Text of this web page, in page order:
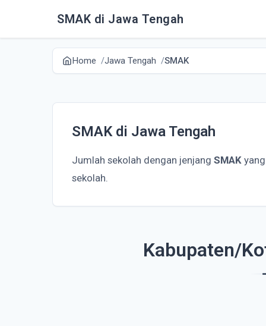
SMAK di Jawa Tengah
Home Jawa Tengah SMAK
SMAK di Jawa Tengah
Jumlah sekolah dengan jenjang SMAK
sekolah.
Kabupaten/